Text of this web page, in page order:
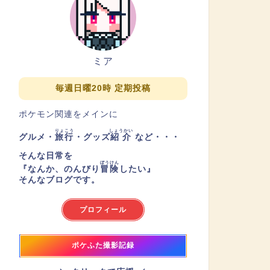
ミア
毎週日曜20時 定期投稿
ポケモン関連をメインに
グルメ・ 旅行
りょこう
・グッズ紹介
しょうかい
など・・・
そんな日常を
『なんか、のんびり 冒険
ぼうけん
したい』
そんなブログです。
プロフィール
ポケふた撮影記録